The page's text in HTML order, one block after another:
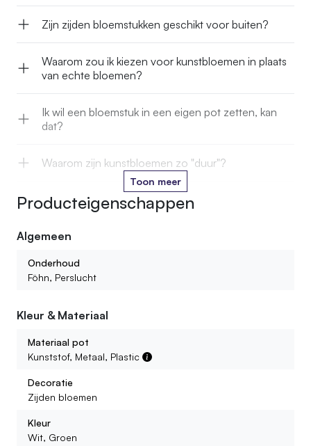
Zijn zijden bloemstukken geschikt voor buiten?
Waarom zou ik kiezen voor kunstbloemen in plaats
van echte bloemen?
Ik wil een bloemstuk in een eigen pot zetten, kan
dat?
Waarom zijn kunstbloemen zo "duur"?
Kan je kunstbloemen in het water zetten?
Hoe lang gaan jullie kunstbloemen mee?
Kan ik ook kant en klare boeketten of bloemstukken
bestellen?
Wat voor kunstbloemen kan ik bij jullie vinden?
Toon meer
Producteigenschappen
Algemeen
Onderhoud
Föhn, Perslucht
Kleur & Materiaal
Materiaal pot
Kunststof, Metaal, Plastic
Decoratie
Zijden bloemen
Kleur
Wit, Groen